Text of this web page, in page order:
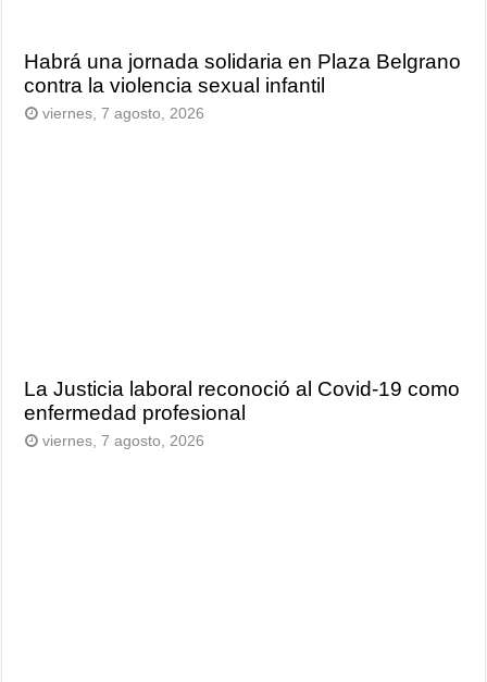
Habrá una jornada solidaria en Plaza Belgrano
contra la violencia sexual infantil
viernes, 7 agosto, 2026
La Justicia laboral reconoció al Covid-19 como
enfermedad profesional
viernes, 7 agosto, 2026